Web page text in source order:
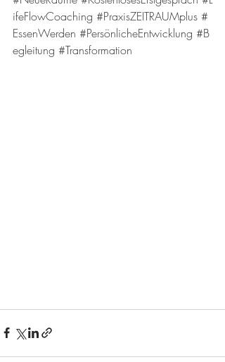
ifeFlowCoaching #PraxisZEITRAUMplus #
EssenWerden #PersönlicheEntwicklung #B
egleitung #Transformation